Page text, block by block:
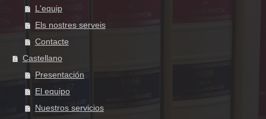
L'equip
Els nostres serveis
Contacte
Castellano
Presentación
El equipo
Nuestros servicios